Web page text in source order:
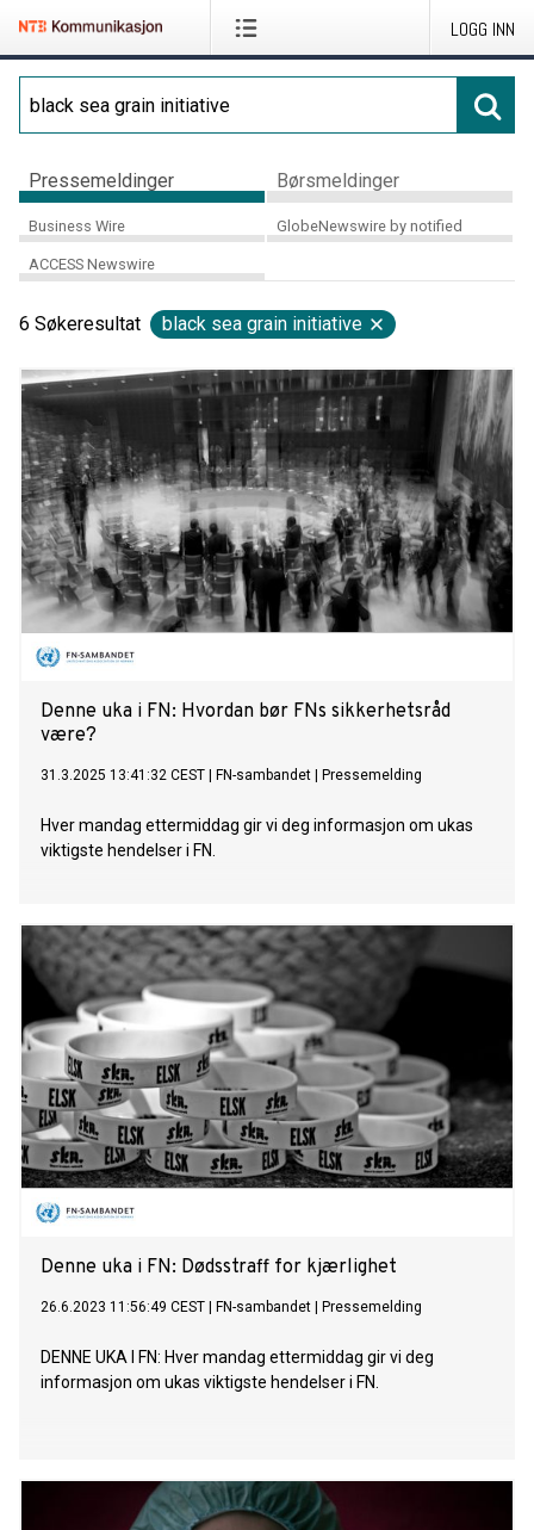
LOGG INN
Pressemeldinger Børsmeldinger
Business Wire GlobeNewswire by notified
ACCESS Newswire
6 Søkeresultat black sea grain initiative
Denne uka i FN: Hvordan bør FNs sikkerhetsråd
være?
31.3.2025 13:41:32 CEST FN-sambandet Pressemelding
Hver mandag ettermiddag gir vi deg informasjon om ukas
viktigste hendelser i FN.
Denne uka i FN: Dødsstraff for kjærlighet
26.6.2023 11:56:49 CEST FN-sambandet Pressemelding
DENNE UKA I FN: Hver mandag ettermiddag gir vi deg
informasjon om ukas viktigste hendelser i FN.